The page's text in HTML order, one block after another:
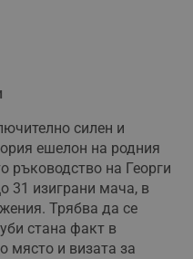
силен и
ешелон на родния
ръководство на Георги
31 изиграни мача, в
Трябва да се
стана факт в
място и визата за